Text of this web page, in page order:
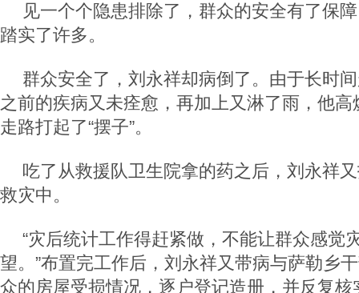
见一个个隐患排除了，群众的安全有了保
踏实了许多。
群众安全了，刘永祥却病倒了。由于长时
之前的疾病又未痊愈，再加上又淋了雨，他
走路打起了“摆子”。
吃了从救援队卫生院拿的药之后，刘永祥
救灾中。
“灾后统计工作得赶紧做，不能让群众感觉
望。”布置完工作后，刘永祥又带病与萨勒乡
众的房屋受损情况，逐户登记造册，并反复